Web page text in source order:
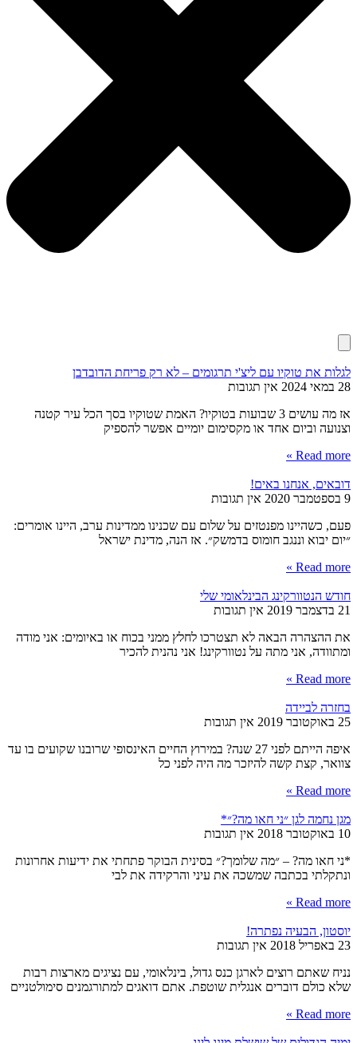
לגלות את טוקיו עם ליצ'י תרגומים – לא רק פריחת הדובדבן
28 במאי 2024
אין תגובות
אז מה עושים 3 שבועות בטוקיו? האמת שטוקיו בסך הכל עיר קטנה
וצנועה וביום אחד או מקסימום יומיים אפשר להספיק
Read more »
דובאים, אנחנו באים!
9 בספטמבר 2020
אין תגובות
פעם, כשהיינו מפנטזים על שלום עם שכנינו ממדינות ערב, היינו אומרים:
״יום יבוא וננגב חומוס בדמשק״. אז הנה, מדינת ישראל
Read more »
חודש הנטוורקינג הבינלאומי שלי
21 בדצמבר 2019
אין תגובות
את ההצהרה הבאה לא תצטרכו לחלץ ממני בכוח או באיומים: אני מודה
ומתוודה, אני מתה על נטוורקינג! אני נהנית להכיר
Read more »
בחזרה לביידה
25 באוקטובר 2019
אין תגובות
איפה הייתם לפני 27 שנה? במירוץ החיים האינסופי שרובנו שקועים בו עד
צוואר, קצת קשה להיזכר מה היה לפני כל
Read more »
מגן נחמה לגן ״ני חאו מה?״*
10 באוקטובר 2018
אין תגובות
*ני חאו מה? – ״מה שלומך?״ בסינית הבוקר פתחתי את ידיעות אחרונות
ונתקלתי בכתבה שמשכה את עיני והרקידה את לבי
Read more »
יוסטון, הבעיה נפתרה!
23 באפריל 2018
אין תגובות
נניח שאתם רוצים לארגן כנס גדול, בינלאומי, עם נציגים מארצות רבות
שלא כולם דוברים אנגלית שוטפת. אתם דואגים למתורגמנים סימולטניים
Read more »